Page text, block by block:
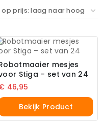
mesjes
Stiga – set van 24
46,95
Bekijk Product